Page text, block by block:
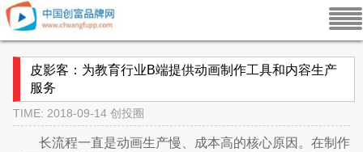
皮影客：为教育行业B端提供动画制作工具和内容生产
服务
TIME: 2018-09-14 创投圈
长流程一直是动画生产慢、成本高的核心原因。在制作